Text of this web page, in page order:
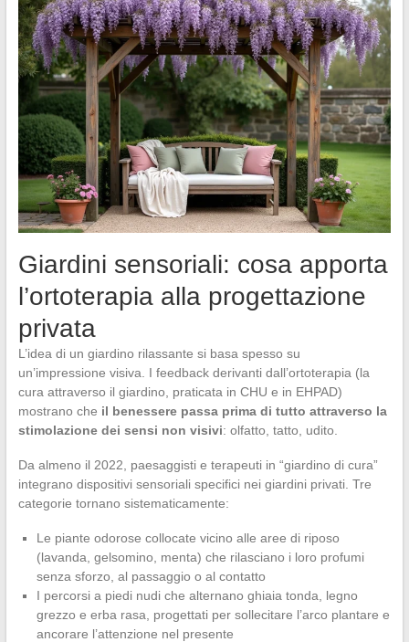
Giardini sensoriali: cosa apporta
l’ortoterapia alla progettazione
privata
L’idea di un giardino rilassante si basa spesso su
un’impressione visiva. I feedback derivanti dall’ortoterapia (la
cura attraverso il giardino, praticata in CHU e in EHPAD)
mostrano che il benessere passa prima di tutto attraverso la
stimolazione dei sensi non visivi: olfatto, tatto, udito.
Da almeno il 2022, paesaggisti e terapeuti in “giardino di cura”
integrano dispositivi sensoriali specifici nei giardini privati. Tre
categorie tornano sistematicamente:
Le piante odorose collocate vicino alle aree di riposo
(lavanda, gelsomino, menta) che rilasciano i loro profumi
senza sforzo, al passaggio o al contatto
I percorsi a piedi nudi che alternano ghiaia tonda, legno
grezzo e erba rasa, progettati per sollecitare l’arco plantare e
ancorare l’attenzione nel presente